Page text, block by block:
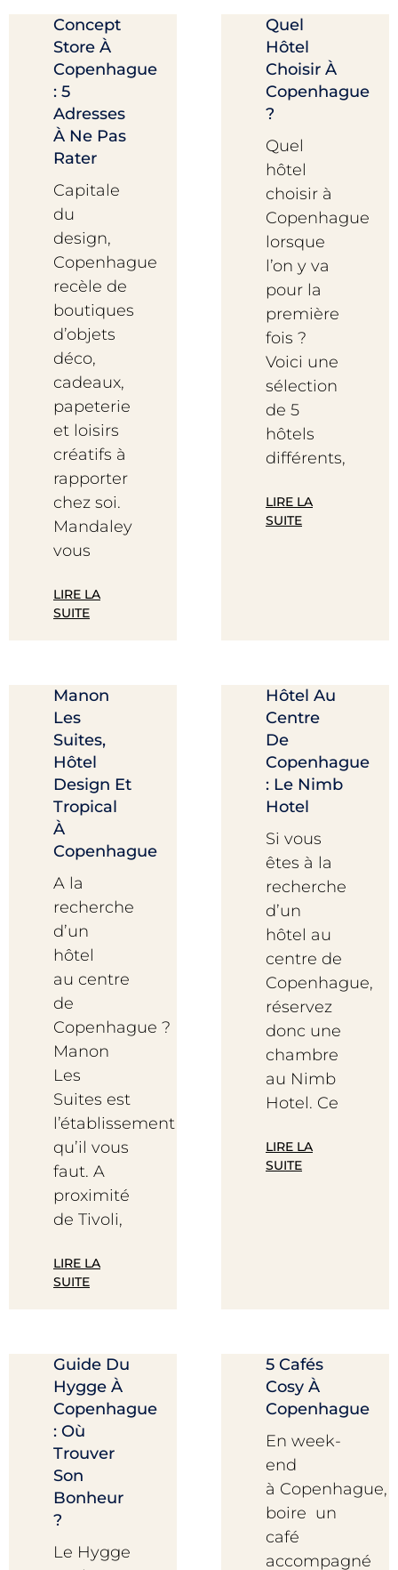
Concept
Store À
Copenhague
: 5
Adresses
À Ne Pas
Rater
Capitale
du
design,
Copenhague
recèle de
boutiques
d’objets
déco,
cadeaux,
papeterie
et loisirs
créatifs à
rapporter
chez soi.
Mandaley
vous
LIRE LA
SUITE
Quel
Hôtel
Choisir À
Copenhague
?
Quel
hôtel
choisir à
Copenhague
lorsque
l’on y va
pour la
première
fois ?
Voici une
sélection
de 5
hôtels
différents,
LIRE LA
SUITE
Manon
Les
Suites,
Hôtel
Design Et
Tropical
À
Copenhague
A la
recherche
d’un
hôtel
au centre
de
Copenhague ?
Manon
Les
Suites est
l’établissement
qu’il vous
faut. A
proximité
de Tivoli,
LIRE LA
SUITE
Hôtel Au
Centre
De
Copenhague
: Le Nimb
Hotel
Si vous
êtes à la
recherche
d’un
hôtel au
centre de
Copenhague,
réservez
donc une
chambre
au Nimb
Hotel. Ce
LIRE LA
SUITE
Guide Du
Hygge À
Copenhague
: Où
Trouver
Son
Bonheur
?
Le Hygge
5 Cafés
Cosy À
Copenhague
En week-
end
à Copenhague,
boire un
café
accompagné